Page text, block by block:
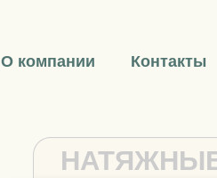
О компании Контакты